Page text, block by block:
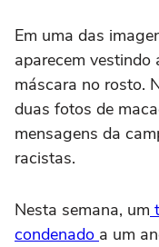
Em uma das
aparecem
máscara no rosto.
duas fotos de
mensagens da
racistas.
Nesta semana, um
condenado a um